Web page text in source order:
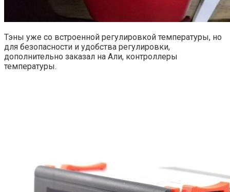
Тэны уже со встроенной регулировкой температуры, но
для безопасности и удобства регулировки,
дополнительно заказал на Али, контроллеры
температуры.